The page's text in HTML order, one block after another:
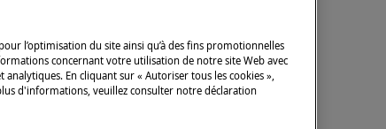
l’optimisation du site ainsi qu’à des fins promotionnelles
concernant votre utilisation de notre site Web avec
En cliquant sur « Autoriser tous les cookies »,
d'informations, veuillez consulter notre déclaration